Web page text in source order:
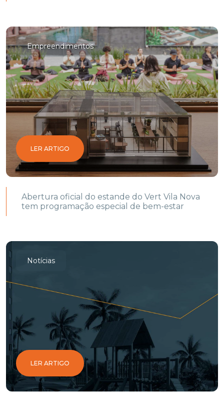
Empreendimentos
LER ARTIGO
Abertura oficial do estande do Vert Vila Nova
tem programação especial de bem-estar
Notícias
LER ARTIGO